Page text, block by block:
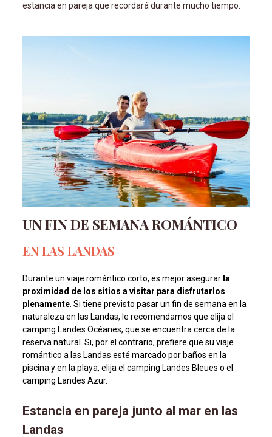
estancia en pareja que recordará durante mucho tiempo.
UN FIN DE SEMANA ROMÁNTICO
EN LAS LANDAS
Durante un viaje romántico corto, es mejor asegurar la
proximidad de los sitios a visitar para disfrutarlos
plenamente. Si tiene previsto pasar un fin de semana en la
naturaleza en las Landas, le recomendamos que elija el
camping Landes Océanes, que se encuentra cerca de la
reserva natural. Si, por el contrario, prefiere que su viaje
romántico a las Landas esté marcado por baños en la
piscina y en la playa, elija el camping Landes Bleues o el
camping Landes Azur.
Estancia en pareja junto al mar en las
Landas